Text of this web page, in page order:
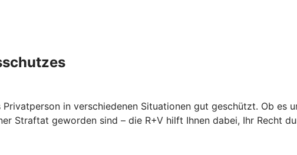
in verschiedenen Situationen gut geschützt. Ob es
Straftat geworden sind – die R+V hilft Ihnen dabei, Ihr Recht